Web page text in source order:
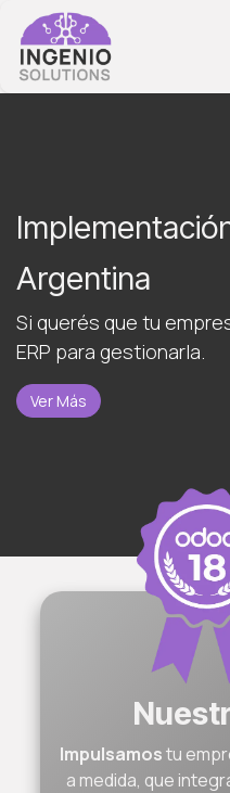
Ir al contenido
Argentina
Si querés que tu
ERP para gestionarla.
Ver Más
Impulsamostu
a medida, que